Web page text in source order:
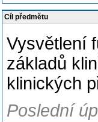
Cíl předmětu
Vysvětlení
základů
klinických
Poslední